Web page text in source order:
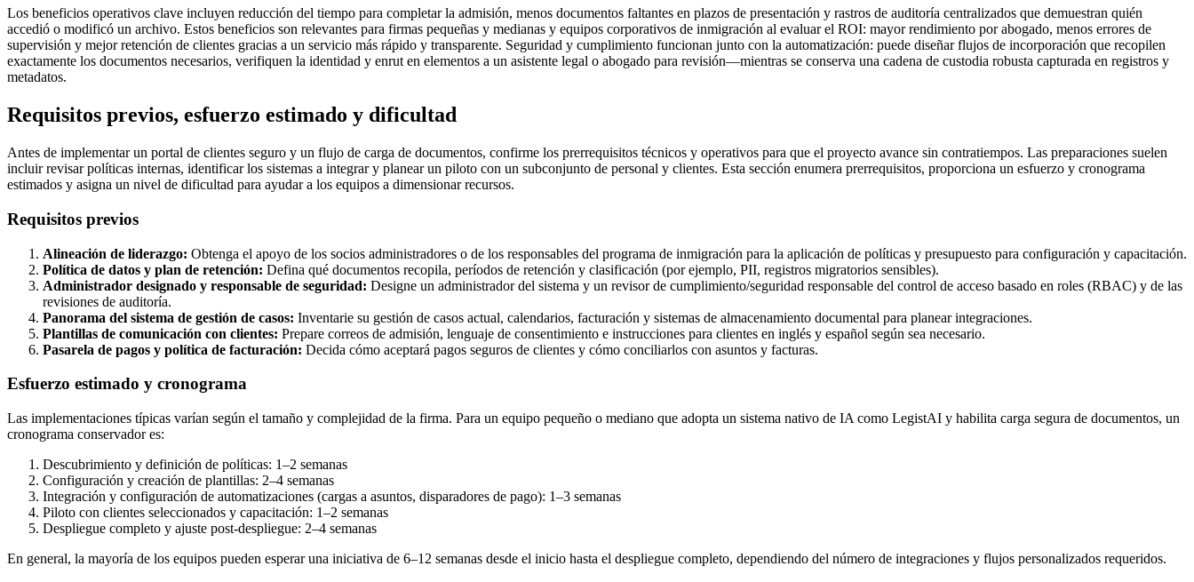
Los beneficios operativos clave incluyen reducción del tiempo para completar la admisión, menos documentos faltantes en plazos de presentación y rastros de auditoría centralizados que demuestran quién
accedió o modificó un archivo. Estos beneficios son relevantes para firmas pequeñas y medianas y equipos corporativos de inmigración al evaluar el ROI: mayor rendimiento por abogado, menos errores de
supervisión y mejor retención de clientes gracias a un servicio más rápido y transparente. Seguridad y cumplimiento funcionan junto con la automatización: puede diseñar flujos de incorporación que recopilen
exactamente los documentos necesarios, verifiquen la identidad y enrut en elementos a un asistente legal o abogado para revisión—mientras se conserva una cadena de custodia robusta capturada en registros y
metadatos.
Requisitos previos, esfuerzo estimado y dificultad
Antes de implementar un portal de clientes seguro y un flujo de carga de documentos, confirme los prerrequisitos técnicos y operativos para que el proyecto avance sin contratiempos. Las preparaciones suelen
incluir revisar políticas internas, identificar los sistemas a integrar y planear un piloto con un subconjunto de personal y clientes. Esta sección enumera prerrequisitos, proporciona un esfuerzo y cronograma
estimados y asigna un nivel de dificultad para ayudar a los equipos a dimensionar recursos.
Requisitos previos
Alineación de liderazgo: Obtenga el apoyo de los socios administradores o de los responsables del programa de inmigración para la aplicación de políticas y presupuesto para configuración y capacitación.
Política de datos y plan de retención: Defina qué documentos recopila, períodos de retención y clasificación (por ejemplo, PII, registros migratorios sensibles).
Administrador designado y responsable de seguridad: Designe un administrador del sistema y un revisor de cumplimiento/seguridad responsable del control de acceso basado en roles (RBAC) y de las
revisiones de auditoría.
Panorama del sistema de gestión de casos: Inventarie su gestión de casos actual, calendarios, facturación y sistemas de almacenamiento documental para planear integraciones.
Plantillas de comunicación con clientes: Prepare correos de admisión, lenguaje de consentimiento e instrucciones para clientes en inglés y español según sea necesario.
Pasarela de pagos y política de facturación: Decida cómo aceptará pagos seguros de clientes y cómo conciliarlos con asuntos y facturas.
Esfuerzo estimado y cronograma
Las implementaciones típicas varían según el tamaño y complejidad de la firma. Para un equipo pequeño o mediano que adopta un sistema nativo de IA como LegistAI y habilita carga segura de documentos, un
cronograma conservador es:
Descubrimiento y definición de políticas: 1–2 semanas
Configuración y creación de plantillas: 2–4 semanas
Integración y configuración de automatizaciones (cargas a asuntos, disparadores de pago): 1–3 semanas
Piloto con clientes seleccionados y capacitación: 1–2 semanas
Despliegue completo y ajuste post-despliegue: 2–4 semanas
En general, la mayoría de los equipos pueden esperar una iniciativa de 6–12 semanas desde el inicio hasta el despliegue completo, dependiendo del número de integraciones y flujos personalizados requeridos.